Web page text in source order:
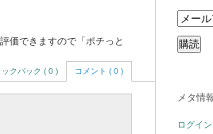
できますので「ポチっと
ックバック ( 0 ) コメント ( 0 )
メタ情
ログイン